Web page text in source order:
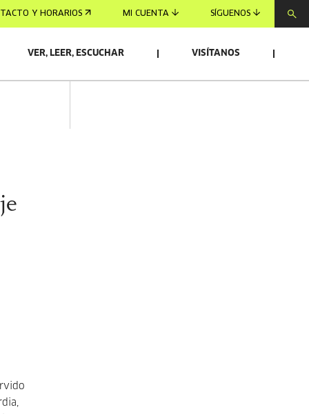
Y HORARIOS MI CUENTA SÍGUENOS
VER, LEER, ESCUCHAR VISÍTANOS